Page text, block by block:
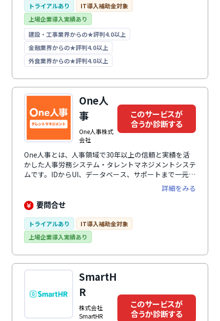
ムレコーダーなどが利用できます。初期費用は無料で、
月額費用も300円/ユーザーですべての機能が利用可能
とコストパフォーマンスが高いのも魅力。導入企業数は
60,000社以上、利用者数は380万人を突破しています。
トライアルあり
IT導入補助金対象
上場企業導入実績あり
建設・工事業界からの★評判4.0以上
金融業界からの★評判4.0以上
外食業界からの★評判4.0以上
One人
事
One人事株式
会社
このサービスが
合うか診断する
One人事とは、人事領域で30年以上の信頼と実績を活
かした人事労務システム・タレントマネジメントシステ
ムです。IDからUI、データベース、サポートまで一元化
が可能で、人事評価や人材育成、人材配置、スキル管理
などの人事業務を効率的にサポートします。One人事シ
リーズは、乱立する人事労務のクラウドシステムを手間
ア・規模を問わず、官公庁や国立大学法人をはじめとす
る公共機関でも幅広く導入されています。
詳細をみる
要問合せ
トライアルあり
IT導入補助金対象
上場企業導入実績あり
SmartH
R
株式会社
SmartHR
このサービスが
合うか診断する